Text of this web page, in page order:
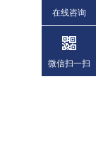
在线咨询
微信扫一扫